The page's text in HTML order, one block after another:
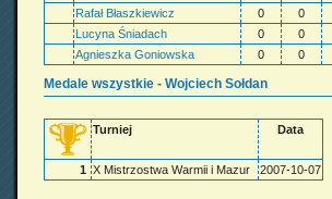
Rafał Błaszkiewicz
0 0
Lucyna Śniadach
0 0
Agnieszka Goniowska
0 0
Medale wszystkie - Wojciech Sołdan
Turniej Data
1 X Mistrzostwa Warmii i Mazur 2007-10-07